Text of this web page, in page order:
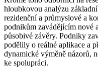
hloubkovou analýzu
rezidenční a průmyslové a
podnikům zavádějícím nové
působivé závěry. Podniky
podělily o reálné aplikace a
dynamické výměně názorů,
ke spolupráci.